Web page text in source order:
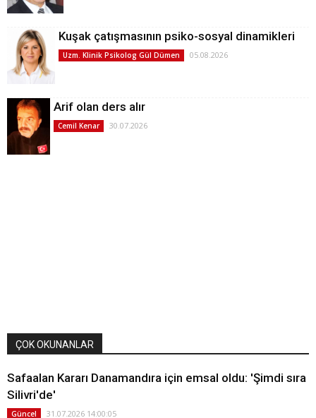
Kuşak çatışmasının psiko-sosyal dinamikleri
Uzm. Klinik Psikolog Gül Dümen 05.08.2026
Arif olan ders alır
Cemil Kenar 30.07.2026
ÇOK OKUNANLAR
Safaalan Kararı Danamandıra için emsal oldu: 'Şimdi sıra
Silivri'de'
Güncel 31.07.2026 14:00:05